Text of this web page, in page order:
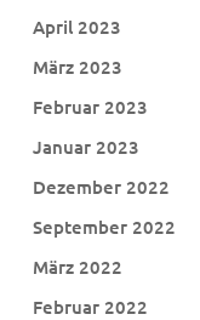
April 2023
März 2023
Februar 2023
Januar 2023
Dezember 2022
September 2022
März 2022
Februar 2022